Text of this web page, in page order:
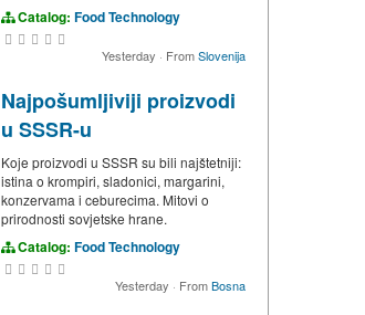
Catalog: Food Technology
Yesterday · FromSlovenija
Najpošumljiviji proizvodi
u SSSR-u
Koje proizvodi u SSSR su bili najštetniji:
istina o krompiri, sladonici, margarini,
konzervama i ceburecima. Mitovi o
prirodnosti sovjetske hrane.
Catalog: Food Technology
Yesterday · FromBosna